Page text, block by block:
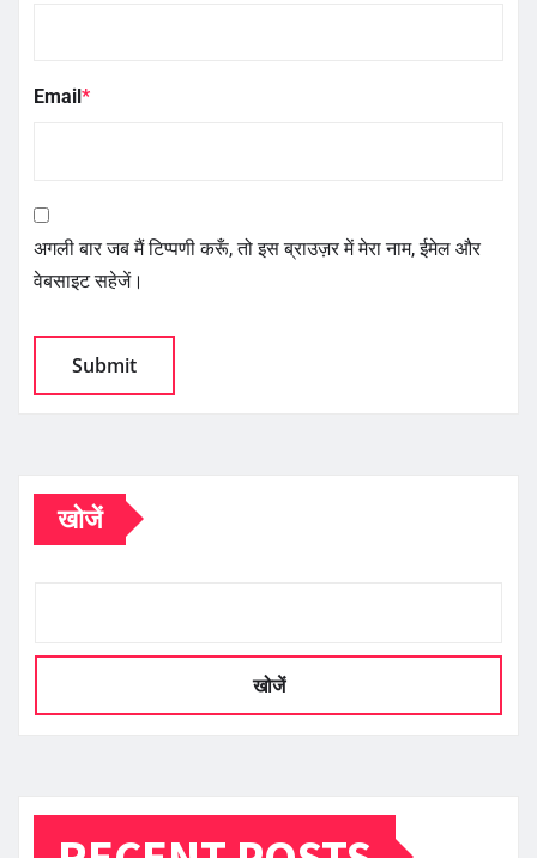
Email *
अगली बार जब मैं टिप्पणी करूँ, तो इस ब्राउज़र में मेरा नाम, ईमेल और
वेबसाइट सहेजें।
खोजें
खोजें